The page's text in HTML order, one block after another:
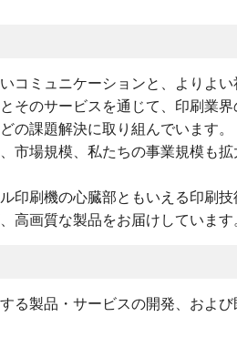
コミュニケーションと、よりよい
そのサービスを通じて、印刷業界
の課題解決に取り組んでいます。
市場規模、私たちの事業規模も拡
印刷機の心臓部ともいえる印刷
高画質な製品をお届けしています
る製品・サービスの開発、および